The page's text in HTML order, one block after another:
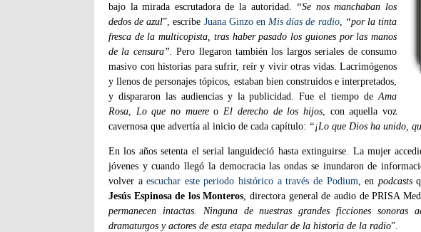
bajo la mirada escrutadora de la autoridad.
“Se nos manchaban los
dedos de azul”, escribe Juana Ginzo en Mis días de radio,
“por la tinta
fresca de la multicopista, tras haber pasado los guiones por las manos
de la censura”.
Pero llegaron también los largos seriales de consumo
masivo con historias para sufrir, reír y vivir otras vidas. Lacrimógenos
y llenos de personajes tópicos, estaban bien construidos e interpretados,
y dispararon las audiencias y la publicidad. Fue el tiempo de Ama
Rosa
Lo que no muereo El derecho de los hijos, con aquella voz
cavernosa que advertía al inicio de cada capítulo: “¡Lo que Dios ha unido,
En los años setenta el serial languideció hasta extinguirse. La mujer
jóvenes y cuando llegó la democracia las ondas se inundaron de
volver aescuchar este periodo histórico a través de Podium , en podcasts
Jesús Espinosa de los Monteros , directora general de audio de PRISA
permanecen intactas. Ninguna de nuestras grandes ficciones
dramaturgos y actores de esta etapa medular de la historia de la radio”.